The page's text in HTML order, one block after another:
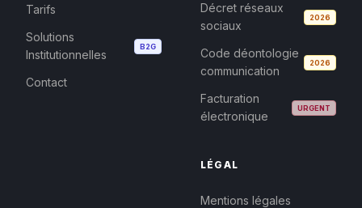
Tarifs
Solutions
Institutionnelles
B2G
Contact
Décret réseaux
sociaux
2026
Code déontologie
communication
2026
Facturation
électronique
URGENT
LÉGAL
Mentions légales